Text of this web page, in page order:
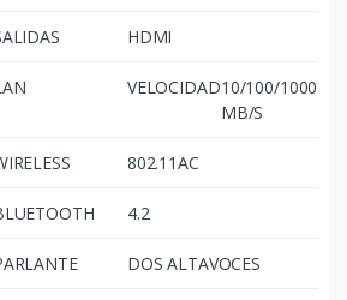
HDMI
VELOCIDAD10/100/1000
MB/S
802.11AC
4.2
DOS ALTAVOCES